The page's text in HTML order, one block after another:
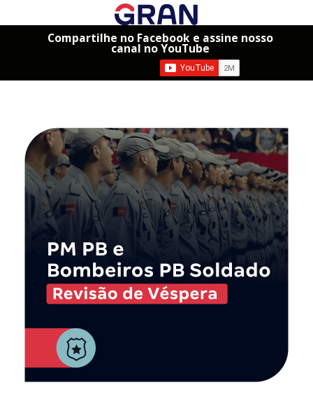
Compartilhe no Facebook e assine nosso
canal no YouTube